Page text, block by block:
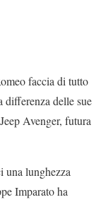
faccia di tutto
differenza delle sue
Avenger, futura
una lunghezza
Imparato ha